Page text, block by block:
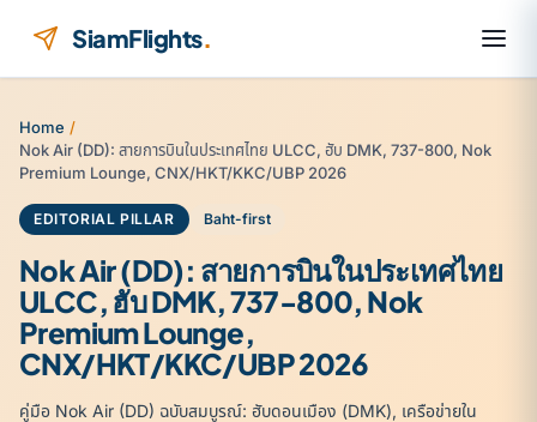
SiamFlights.
Home /
Nok Air (DD): สายการบินในประเทศไทย ULCC, ฮับ DMK, 737-800, Nok
Premium Lounge, CNX/HKT/KKC/UBP 2026
EDITORIAL PILLAR Baht-first
Nok Air (DD): สายการบินในประเทศไทย
ULCC, ฮับ DMK, 737-800, Nok
Premium Lounge,
CNX/HKT/KKC/UBP 2026
คู่มือ Nok Air (DD) ฉบับสมบูรณ์: ฮับดอนเมือง (DMK), เครือข่ายใน